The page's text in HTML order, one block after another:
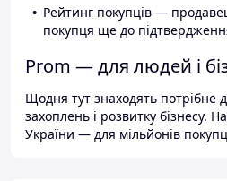
Рейтинг покупців —
покупця ще до
Prom — для людей і
Щодня тут знаходять потрібне
захоплень і розвитку бізнесу.
України — для мільйонів